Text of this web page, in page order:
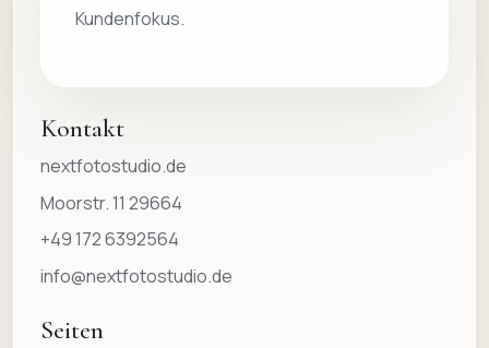
Kundenfokus.
Kontakt
nextfotostudio.de
Moorstr. 11 29664
+49 172 6392564
info@nextfotostudio.de
Seiten